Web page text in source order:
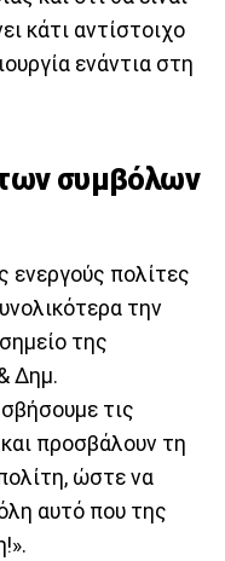
κάτι αντίστοιχο
ενάντια στη
συμβόλων
ενεργούς πολίτες
την
της
Δημ.
τις
προσβάλουν τη
ώστε να
αυτό που της